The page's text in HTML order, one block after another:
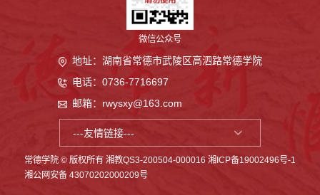
常德学院 © 版权所有 湘教QS3-200504-000016 湘ICP备19002496号-1
湘公网安备 43070202000209号
地址：湖南省常德市武陵区高泗路常德学院
电话：0736-7716697
邮箱：rwysxy@163.com
微信公众号